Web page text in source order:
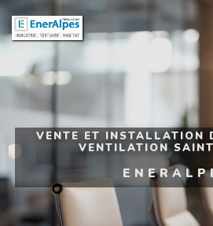
VENTE ET INSTALLATION
VENTILATION
Panneau de gestion des cookies